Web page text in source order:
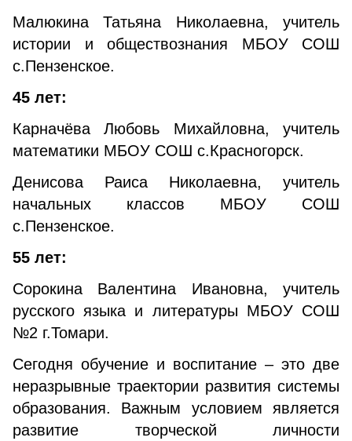
Малюкина Татьяна Николаевна, учитель
истории и обществознания МБОУ СОШ
с.Пензенское.
45 лет:
Карначёва Любовь Михайловна, учитель
математики МБОУ СОШ с.Красногорск.
Денисова Раиса Николаевна, учитель
начальных классов МБОУ СОШ
с.Пензенское.
55 лет:
Сорокина Валентина Ивановна, учитель
русского языка и литературы МБОУ СОШ
№2 г.Томари.
Сегодня обучение и воспитание – это две
неразрывные траектории развития системы
образования. Важным условием является
развитие творческой личности